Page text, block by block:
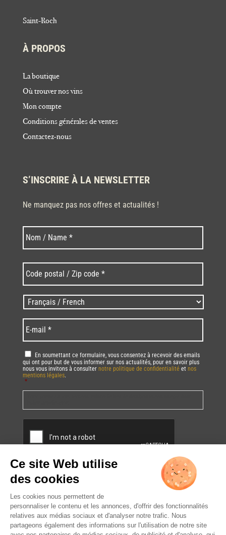
Saint-Roch
À PROPOS
La boutique
Où trouver nos vins
Mon compte
Conditions générales de ventes
Contactez-nous
S’INSCRIRE À LA NEWSLETTER
Ne manquez pas nos offres et actualités !
Nom * Nom
postal
/
Zip
code
* *
Langues
/
Language *
mail *
RGPD *
En soumettant ce formulaire, vous consentez à recevoir des emails
qui ont pour but de vous informer sur nos actualités, pour en savoir plus
nous vous invitons à consulter notre politique de confidentialité et nos
mentions légales.
*